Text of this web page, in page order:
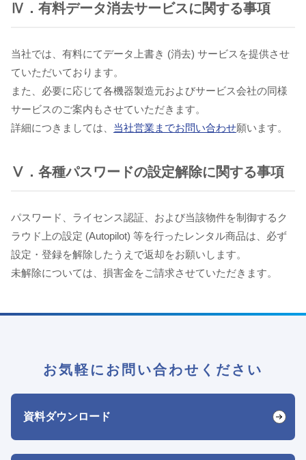
Ⅳ．有料データ消去サービスに関する事項
当社では、有料にてデータ上書き (消去) サービスを提供させ
ていただいております。
また、必要に応じて各機器製造元およびサービス会社の同様
サービスのご案内もさせていただきます。
詳細につきましては、 当社営業までお問い合わせ願います。
Ⅴ．各種パスワードの設定解除に関する事項
パスワード、ライセンス認証、および当該物件を制御するク
ラウド上の設定 (Autopilot) 等を行ったレンタル商品は、必ず
設定・登録を解除したうえで返却をお願いします。
未解除については、損害金をご請求させていただきます。
お気軽にお問い合わせください
資料ダウンロード